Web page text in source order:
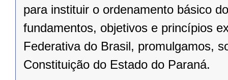
para instituir o ordenamento básico
fundamentos, objetivos e princípios
Federativa do Brasil, promulgamos,
Constituição do Estado do Paraná.